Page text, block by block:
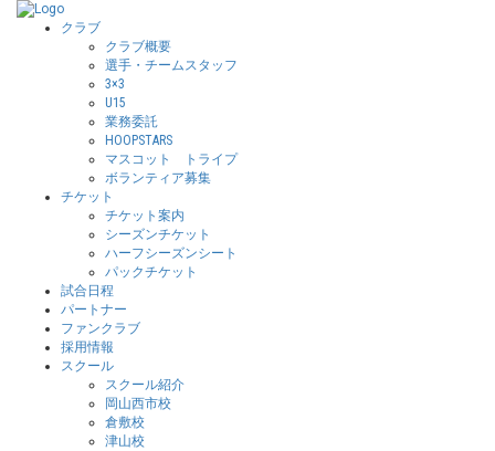
クラブ
クラブ概要
選手・チームスタッフ
3×3
U15
業務委託
HOOPSTARS
マスコット トライプ
ボランティア募集
チケット
チケット案内
シーズンチケット
ハーフシーズンシート
パックチケット
試合日程
パートナー
ファンクラブ
採用情報
スクール
スクール紹介
岡山西市校
倉敷校
津山校